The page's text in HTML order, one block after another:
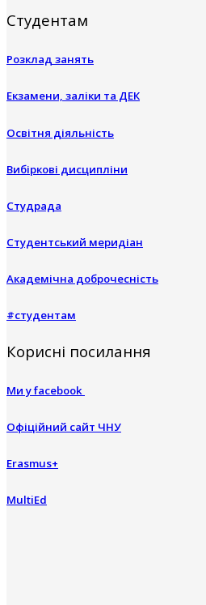
Студентам
Розклад занять
Екзамени, заліки та ДЕК
Освітня діяльність
Вибіркові дисципліни
Студрада
Студентський меридіан
Академічна доброчесність
#студентам
Корисні посилання
Ми у facebook
Офіційний сайт ЧНУ
Erasmus+
MultiEd